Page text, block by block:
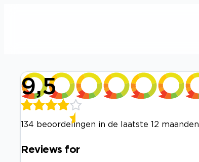
9,5
134 beoordelingen in de laatste 12 maanden
Reviews for